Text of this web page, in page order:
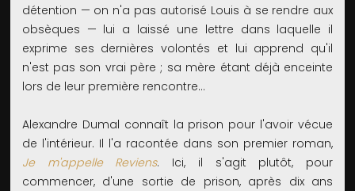
détention — on n'a pas autorisé Louis à se rendre aux
obsèques — lui a laissé une lettre dans laquelle il
exprime ses dernières volontés et lui apprend qu'il
n'est pas son vrai père ; sa mère étant déjà enceinte
lors de leur première rencontre...
Alexandre Dumal connaît la prison pour l'avoir vécue
de l'intérieur. Il l'a racontée dans son premier roman,
Je m'appelle Reviens. Ici, il s'agit plutôt, pour
commencer, d'une sortie de prison, après dix ans